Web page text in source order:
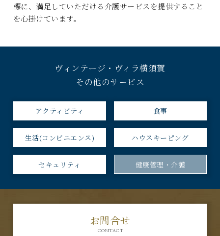
標に、満足していただける介護サービスを提供すること
を心掛けています。
ヴィンテージ・ヴィラ横須賀
その他のサービス
アクティビティ 食事
生活(コンビニエンス) ハウスキーピング
セキュリティ 健康管理・介護
お問合せ
CONTACT